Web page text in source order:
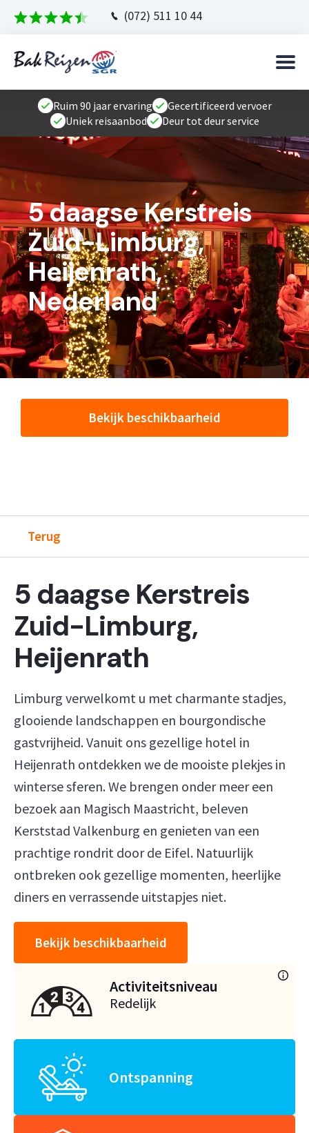
(072) 511 10 44
Ruim 90 jaar ervaring
Gecertificeerd vervoer
Uniek reisaanbod
Deur tot deur service
5 daagse Kerstreis
Zuid-Limburg,
Heijenrath,
Nederland
Bekijk beschikbaarheid
Terug
5 daagse Kerstreis
Zuid-Limburg,
Heijenrath
Limburg verwelkomt u met charmante stadjes,
glooiende landschappen en bourgondische
gastvrijheid. Vanuit ons gezellige hotel in
Heijenrath ontdekken we de mooiste plekjes in
winterse sferen. We brengen onder meer een
bezoek aan Magisch Maastricht, beleven
Kerststad Valkenburg en genieten van een
prachtige rondrit door de Eifel. Natuurlijk
ontbreken ook gezellige momenten, heerlijke
diners en verrassende uitstapjes niet.
Bekijk beschikbaarheid
Activiteitsniveau
Redelijk
Ontspanning